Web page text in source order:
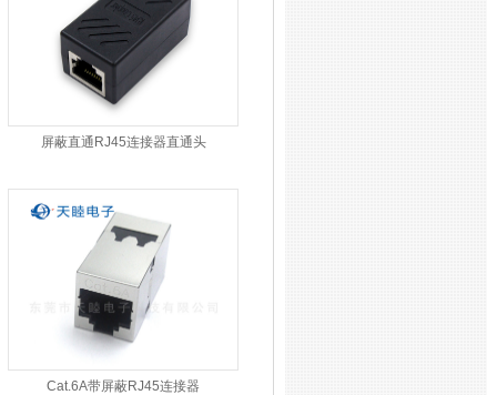
屏蔽直通RJ45连接器直通头
Cat.6A带屏蔽RJ45连接器